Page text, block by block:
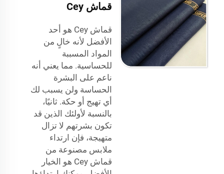
قماش Cey
قماش Cey هو أحد
الأفضل لأنه خالٍ من
المواد المسببة
للحساسية. مما يعني أنه
ناعم على البشرة
الحساسة ولن يسبب لك
أي تهيج أو حكة. ثانيًا،
بالنسبة لأولئك الذين قد
تكون بشرتهم لا تزال
متهيجة، فإن ارتداء
ملابس مصنوعة من
قماش Cey هو الخيار